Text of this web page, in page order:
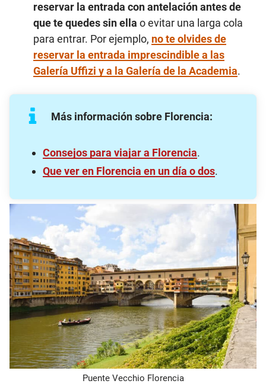
reservar la entrada con antelación antes de
que te quedes sin ella o evitar una larga cola
para entrar. Por ejemplo, no te olvides de
reservar la entrada imprescindible a las
Galería Uffizi y a la Galería de la Academia.
Más información sobre Florencia:
Consejos para viajar a Florencia.
Que ver en Florencia en un día o dos.
Puente Vecchio Florencia